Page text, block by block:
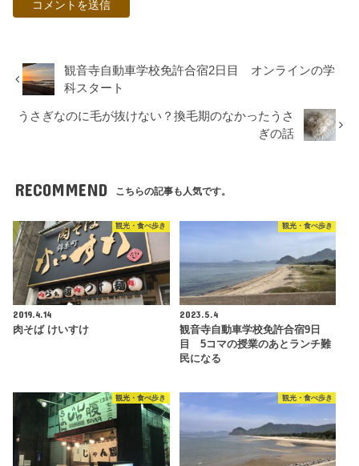
観音寺自動車学校免許合宿2日目 オンラインの学
科スタート
うさぎなのに毛が抜けない？換毛期のなかったうさ
ぎの話
RECOMMEND こちらの記事も人気です。
観光・食べ歩き
2019.4.14
肉そば けいすけ
観光・食べ歩き
2023.5.4
観音寺自動車学校免許合宿9日
目 5コマの授業のあとランチ難
民になる
観光・食べ歩き 観光・食べ歩き